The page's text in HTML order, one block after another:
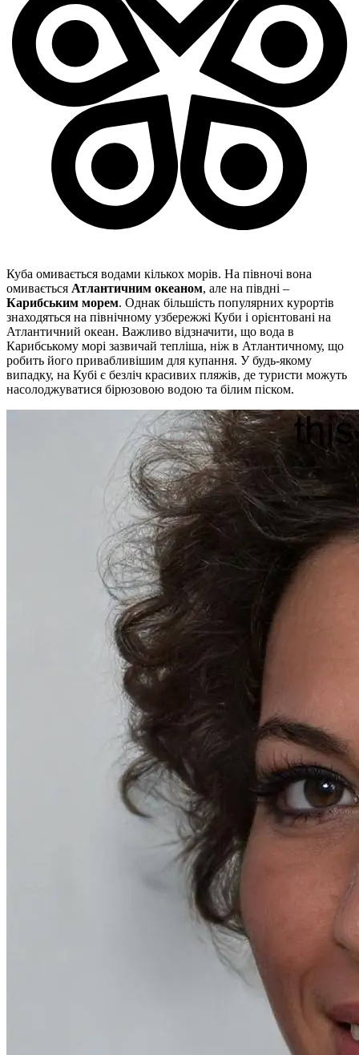
Куба омивається водами кількох морів. На півночі вона
омивається Атлантичним океаном, але на півдні –
Карибським морем. Однак більшість популярних курортів
знаходяться на північному узбережжі Куби і орієнтовані на
Атлантичний океан. Важливо відзначити, що вода в
Карибському морі зазвичай тепліша, ніж в Атлантичному, що
робить його привабливішим для купання. У будь-якому
випадку, на Кубі є безліч красивих пляжів, де туристи можуть
насолоджуватися бірюзовою водою та білим піском.